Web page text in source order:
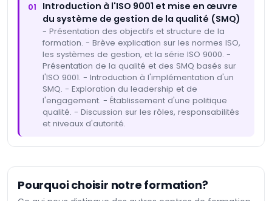
01
Introduction à l'ISO 9001 et mise en œuvre
du système de gestion de la qualité (SMQ)
- Présentation des objectifs et structure de la
formation. - Brève explication sur les normes ISO,
les systèmes de gestion, et la série ISO 9000. -
Présentation de la qualité et des SMQ basés sur
l'ISO 9001. - Introduction à l'implémentation d'un
SMQ. - Exploration du leadership et de
l'engagement. - Établissement d'une politique
qualité. - Discussion sur les rôles, responsabilités
et niveaux d'autorité.
Pourquoi choisir notre formation?